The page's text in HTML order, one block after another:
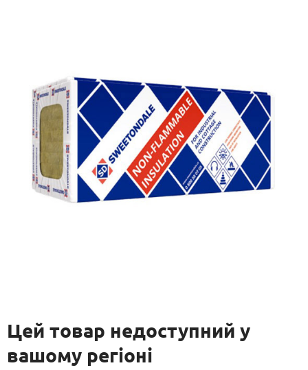
Цей товар недоступний у
вашому регіоні